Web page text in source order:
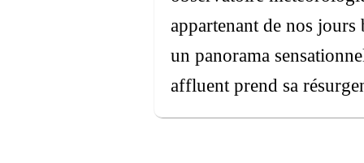
appartenant de nos
un panorama
affluent prend sa